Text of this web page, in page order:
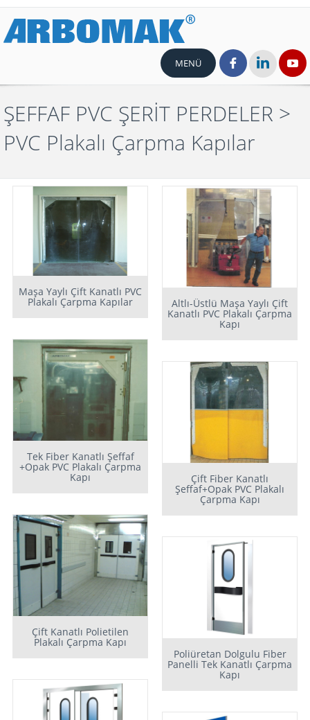
MENÜ
ŞEFFAF PVC ŞERİT PERDELER >
PVC Plakalı Çarpma Kapılar
Maşa Yaylı Çift Kanatlı PVC
Plakalı Çarpma Kapılar Altlı-Üstlü Maşa Yaylı Çift
Kanatlı PVC Plakalı Çarpma
Kapı
Tek Fiber Kanatlı Şeffaf
+Opak PVC Plakalı Çarpma
Kapı Çift Fiber Kanatlı
Şeffaf+Opak PVC Plakalı
Çarpma Kapı
Çift Kanatlı Polietilen
Plakalı Çarpma Kapı
Poliüretan Dolgulu Fiber
Panelli Tek Kanatlı Çarpma
Kapı